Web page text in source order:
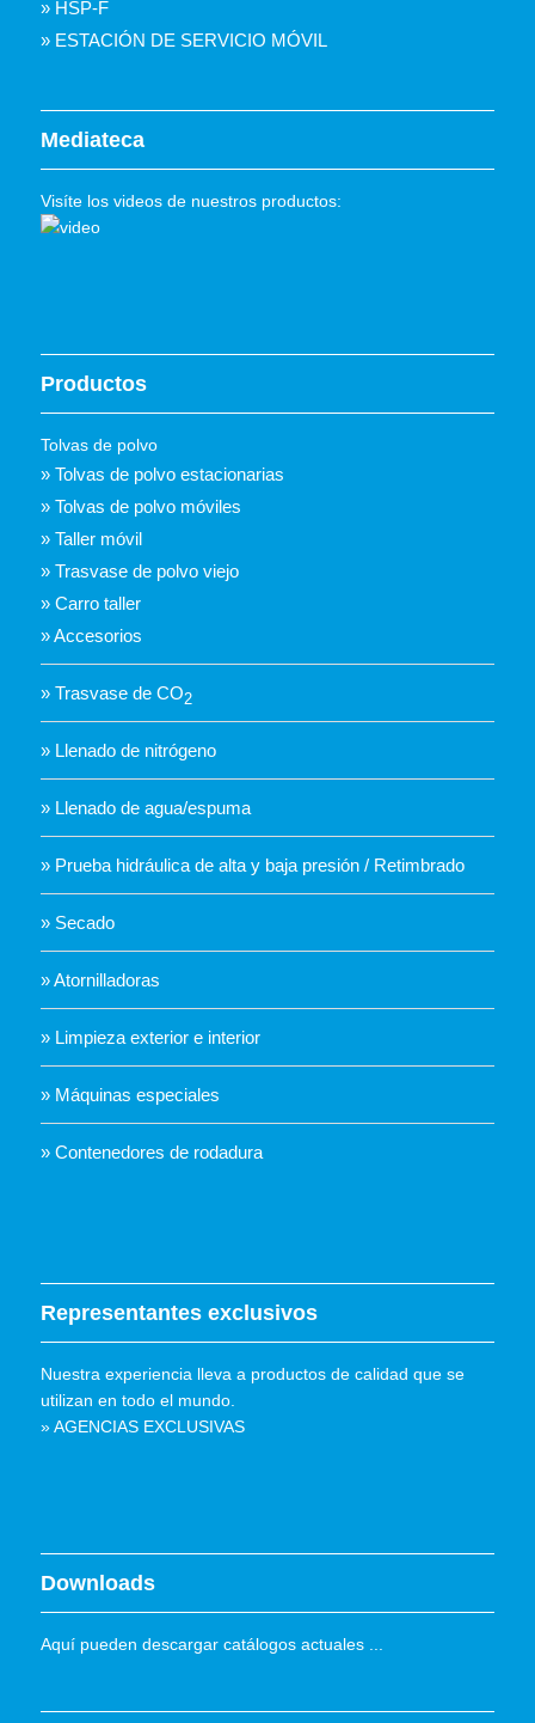
» HSP-F
» ESTACIÓN DE SERVICIO MÓVIL
Mediateca
Visíte los videos de nuestros productos:
Productos
Tolvas de polvo
» Tolvas de polvo estacionarias
» Tolvas de polvo móviles
» Taller móvil
» Trasvase de polvo viejo
» Carro taller
» Accesorios
» Trasvase de CO2
» Llenado de nitrógeno
» Llenado de agua/espuma
» Prueba hidráulica de alta y baja presión / Retimbrado
» Secado
» Atornilladoras
» Limpieza exterior e interior
» Máquinas especiales
» Contenedores de rodadura
Representantes exclusivos
Nuestra experiencia lleva a productos de calidad que se
utilizan en todo el mundo.
» AGENCIAS EXCLUSIVAS
Downloads
Aquí pueden descargar catálogos actuales ...